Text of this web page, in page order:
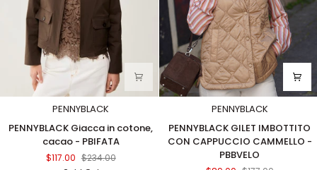
PENNYBLACK
Giacca
PENNYBLACK Giacca in cotone,
cacao - PBIFATA
$117.00 $234.00
PENNYBLACK
GILET
IMBOTTITO
PENNYBLACK GILET IMBOTTITO
CON CAPPUCCIO CAMMELLO -
PBBVELO